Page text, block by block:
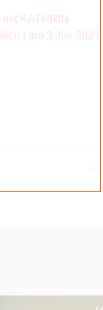
mit KATHRIN
| am 3.Juli 2021